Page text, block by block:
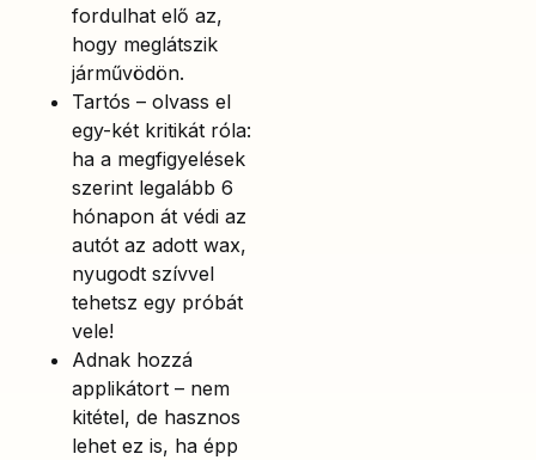
fordulhat elő az,
hogy meglátszik
járművödön.
Tartós – olvass el
egy-két kritikát róla:
ha a megfigyelések
szerint legalább 6
hónapon át védi az
autót az adott wax,
nyugodt szívvel
tehetsz egy próbát
vele!
Adnak hozzá
applikátort – nem
kitétel, de hasznos
lehet ez is, ha épp